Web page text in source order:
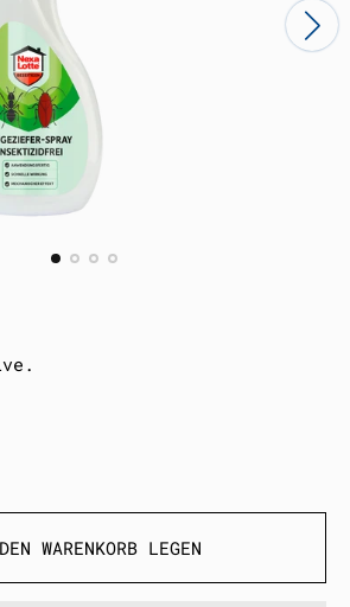
WARENKORB LEGEN